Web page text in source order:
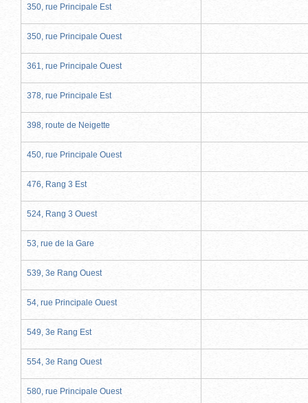
350, rue Principale Est
350, rue Principale Ouest
361, rue Principale Ouest
378, rue Principale Est
398, route de Neigette
450, rue Principale Ouest
476, Rang 3 Est
524, Rang 3 Ouest
53, rue de la Gare
539, 3e Rang Ouest
54, rue Principale Ouest
549, 3e Rang Est
554, 3e Rang Ouest
580, rue Principale Ouest